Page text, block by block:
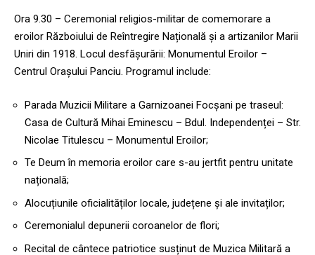
Ora 9.30 – Ceremonial religios-militar de comemorare a
eroilor Războiului de Reîntregire Națională și a artizanilor Marii
Uniri din 1918. Locul desfășurării: Monumentul Eroilor –
Centrul Orașului Panciu. Programul include:
Parada Muzicii Militare a Garnizoanei Focșani pe traseul:
Casa de Cultură Mihai Eminescu – Bdul. Independenței – Str.
Nicolae Titulescu – Monumentul Eroilor;
Te Deum în memoria eroilor care s-au jertfit pentru unitate
națională;
Alocuțiunile oficialităților locale, județene și ale invitaților;
Ceremonialul depunerii coroanelor de flori;
Recital de cântece patriotice susținut de Muzica Militară a